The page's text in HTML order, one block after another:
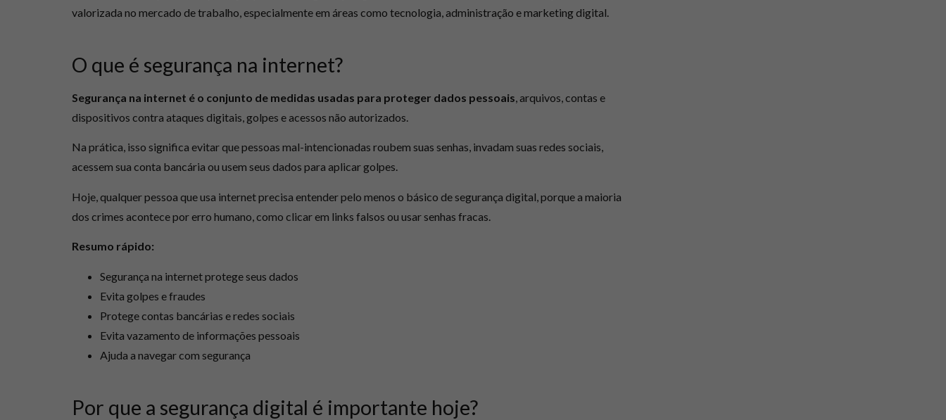
valorizada no mercado de trabalho, especialmente em áreas como tecnologia, administração e marketing digital.
O que é segurança na internet?
Segurança na internet é o conjunto de medidas usadas para proteger dados pessoais, arquivos, contas e
dispositivos contra ataques digitais, golpes e acessos não autorizados.
Na prática, isso significa evitar que pessoas mal-intencionadas roubem suas senhas, invadam suas redes sociais,
acessem sua conta bancária ou usem seus dados para aplicar golpes.
Hoje, qualquer pessoa que usa internet precisa entender pelo menos o básico de segurança digital, porque a maioria
dos crimes acontece por erro humano, como clicar em links falsos ou usar senhas fracas.
Resumo rápido:
Segurança na internet protege seus dados
Evita golpes e fraudes
Protege contas bancárias e redes sociais
Evita vazamento de informações pessoais
Ajuda a navegar com segurança
Por que a segurança digital é importante hoje?